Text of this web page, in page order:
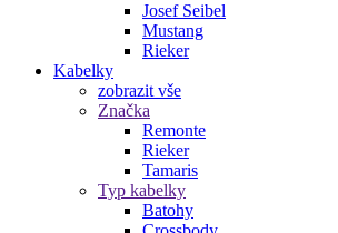
Josef Seibel
Mustang
Rieker
Kabelky
zobrazit vše
Značka
Remonte
Rieker
Tamaris
Typ kabelky
Batohy